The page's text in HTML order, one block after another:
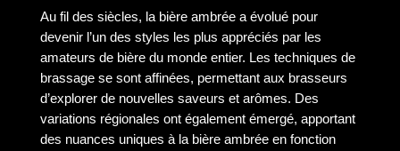
Au fil des siècles, la bière ambrée a évolué pour
devenir l’un des styles les plus appréciés par les
amateurs de bière du monde entier. Les techniques de
brassage se sont affinées, permettant aux brasseurs
d’explorer de nouvelles saveurs et arômes. Des
variations régionales ont également émergé, apportant
des nuances uniques à la bière ambrée en fonction